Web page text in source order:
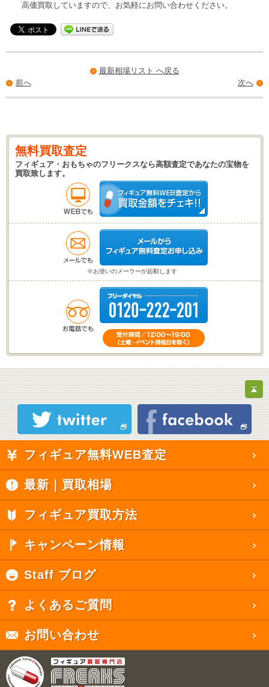
高価買取していますので、お気軽にお問い合わせください。
最新相場リスト へ戻る
次へ
前へ
無料買取査定
フィギュア・おもちゃのフリークスなら高額査定であなたの宝物を
買取致します。
※お使いのメーラーが起動します
フィギュア無料WEB査定
最新｜買取相場
フィギュア買取方法
キャンペーン情報
Staff ブログ
よくあるご質問
お問い合わせ